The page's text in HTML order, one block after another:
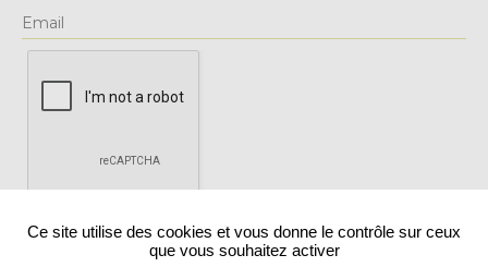
Ce site utilise des cookies et vous donne le contrôle sur ceux
que vous souhaitez activer